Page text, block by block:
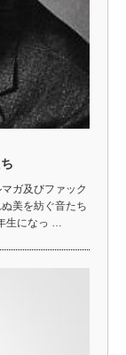
ガ及びファック
美を紡ぐ音たち
生になっ …